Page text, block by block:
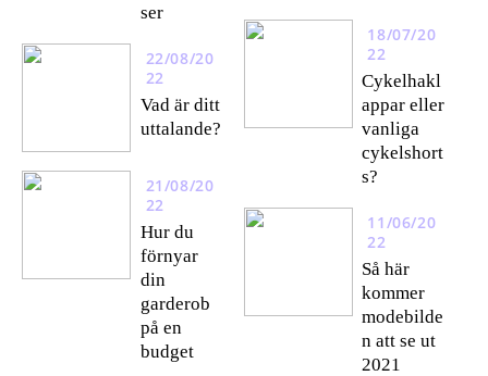
ser
22/08/20
22
Vad är ditt
uttalande?
21/08/20
22
Hur du
förnyar
din
garderob
på en
budget
18/07/20
22
Cykelhakl
appar eller
vanliga
cykelshort
s?
11/06/20
22
Så här
kommer
modebilde
n att se ut
2021